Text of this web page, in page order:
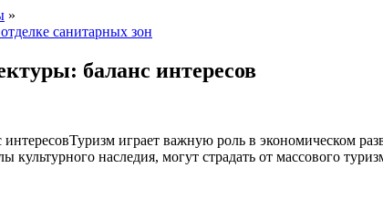
»
санитарных зон
баланс интересов
Туризм играет важную роль в экономическом
наследия, могут страдать от массового